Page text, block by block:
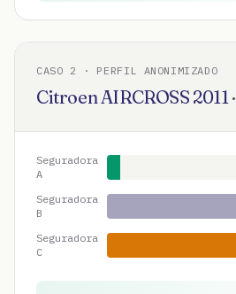
CASO 2 · PERFIL ANONIMIZADO
CitroenAIRCROSS 2011·
Seguradora
A
Seguradora
B
Seguradora
C